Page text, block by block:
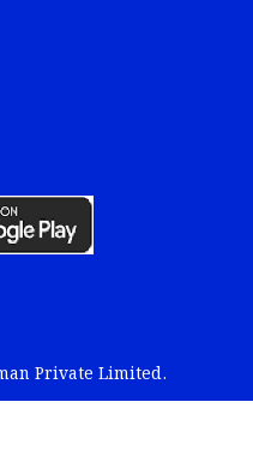
Private Limited.